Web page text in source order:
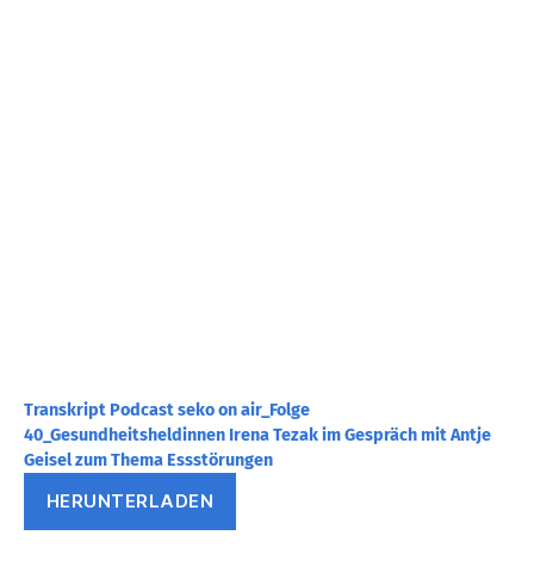
Transkript Podcast seko on air_Folge
40_Gesundheitsheldinnen Irena Tezak im Gespräch mit Antje
Geisel zum Thema Essstörungen
HERUNTERLADEN